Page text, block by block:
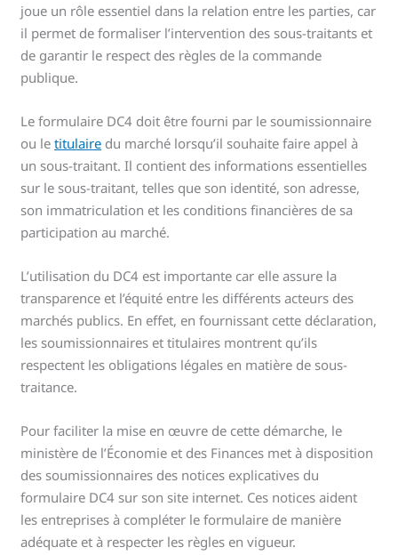
joue un rôle essentiel dans la relation entre les parties, car
il permet de formaliser l’intervention des sous-traitants et
de garantir le respect des règles de la commande
publique.
Le formulaire DC4 doit être fourni par le soumissionnaire
ou letitulaire du marché lorsqu’il souhaite faire appel à
un sous-traitant. Il contient des informations essentielles
sur le sous-traitant, telles que son identité, son adresse,
son immatriculation et les conditions financières de sa
participation au marché.
L’utilisation du DC4 est importante car elle assure la
transparence et l’équité entre les différents acteurs des
marchés publics. En effet, en fournissant cette déclaration,
les soumissionnaires et titulaires montrent qu’ils
respectent les obligations légales en matière de sous-
traitance.
Pour faciliter la mise en œuvre de cette démarche, le
ministère de l’Économie et des Finances met à disposition
des soumissionnaires des notices explicatives du
formulaire DC4 sur son site internet. Ces notices aident
les entreprises à compléter le formulaire de manière
adéquate et à respecter les règles en vigueur.